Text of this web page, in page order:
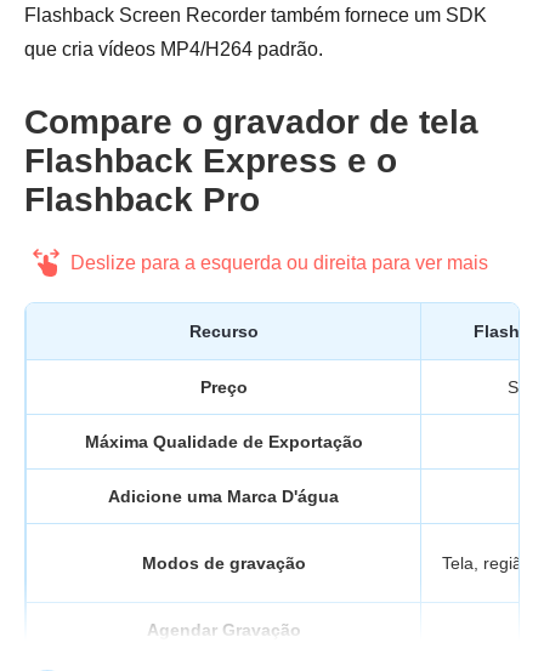
Flashback Screen Recorder também fornece um SDK
que cria vídeos MP4/H264 padrão.
Compare o gravador de tela
Flashback Express e o
Flashback Pro
Deslize para a esquerda ou direita para ver mais
Recurso
Preço
Máxima Qualidade de Exportação
Adicione uma Marca D'água
Modos de gravação Tela, região,
Agendar Gravação